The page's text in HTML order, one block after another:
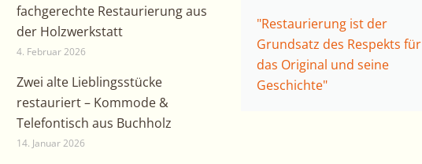
fachgerechte Restaurierung aus
der Holzwerkstatt
4. Februar 2026
Zwei alte Lieblingsstücke
restauriert – Kommode &
Telefontisch aus Buchholz
14. Januar 2026
"Restaurierung ist der
Grundsatz des Respekts für
das Original und seine
Geschichte"